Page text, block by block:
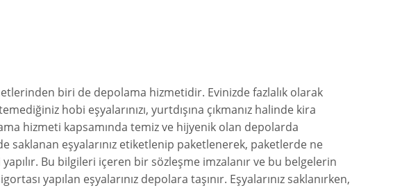
biri de depolama hizmetidir. Evinizde fazlalık olarak
hobi eşyalarınızı, yurtdışına çıkmanız halinde kira
hizmeti kapsamında temiz ve hijyenik olan depolarda
saklanan eşyalarınız etiketlenip paketlenerek, paketlerde ne
Bu bilgileri içeren bir sözleşme imzalanır ve bu belgelerin
yapılan eşyalarınız depolara taşınır. Eşyalarınız saklanırken,